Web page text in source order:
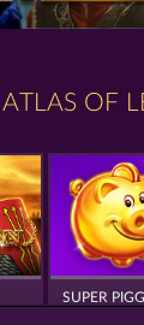
ATLAS OF
SUPER